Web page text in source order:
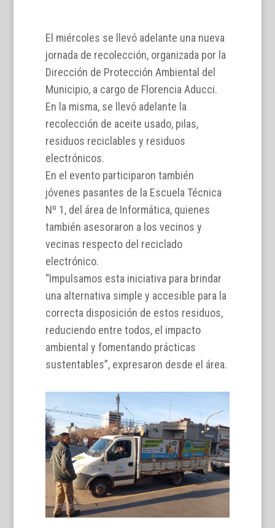
El miércoles se llevó adelante una nueva
jornada de recolección, organizada por la
Dirección de Protección Ambiental del
Municipio, a cargo de Florencia Aducci.
En la misma, se llevó adelante la
recolección de aceite usado, pilas,
residuos reciclables y residuos
electrónicos.
En el evento participaron también
jóvenes pasantes de la Escuela Técnica
Nº 1, del área de Informática, quienes
también asesoraron a los vecinos y
vecinas respecto del reciclado
electrónico.
“Impulsamos esta iniciativa para brindar
una alternativa simple y accesible para la
correcta disposición de estos residuos,
reduciendo entre todos, el impacto
ambiental y fomentando prácticas
sustentables”, expresaron desde el área.